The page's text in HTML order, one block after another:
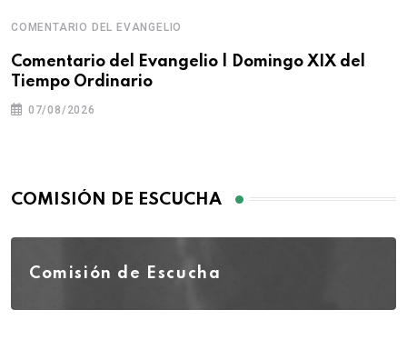
COMENTARIO DEL EVANGELIO
Comentario del Evangelio | Domingo XIX del
Tiempo Ordinario
07/08/2026
COMISIÓN DE ESCUCHA
Comisión de Escucha